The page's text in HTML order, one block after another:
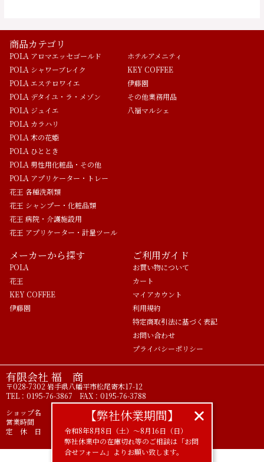
商品カテゴリ
POLA アロマエッセゴールド
POLA シャワーブレイク
POLA エステロワイエ
POLA デタイユ・ラ・メゾン
POLA ジュイエ
POLA カラハリ
POLA 木の花姫
POLA ひととき
POLA 男性用化粧品・その他
POLA アプリケーター・トレー
花王 各種洗剤類
花王 シャンプー・化粧品類
花王 病院・介護施設用
花王 アプリケーター・計量ツール
ホテルアメニティ
KEY COFFEE
伊藤園
その他業務用品
八福マルシェ
メーカーから探す
POLA
花王
KEY COFFEE
伊藤園
ご利用ガイド
お買い物について
カート
マイアカウント
利用規約
特定商取引法に基づく表記
お問い合わせ
プライバシーポリシー
有限会社 福 商
〒028-7302 岩手県八幡平市松尾寄木17-12
TEL：0195-76-3867 FAX：0195-76-3788
ショップ名 ライフアメニティ POLA正規代理店
営業時間 9時00分～17時00分
定 休 日 土 日 祝
©FUKUSHO
【弊社休業期間】
令和8年8月8日（土）〜8月16日（日）
弊社休業中の在庫切れ等のご相談は「お問
合せフォーム」よりお願い致します。